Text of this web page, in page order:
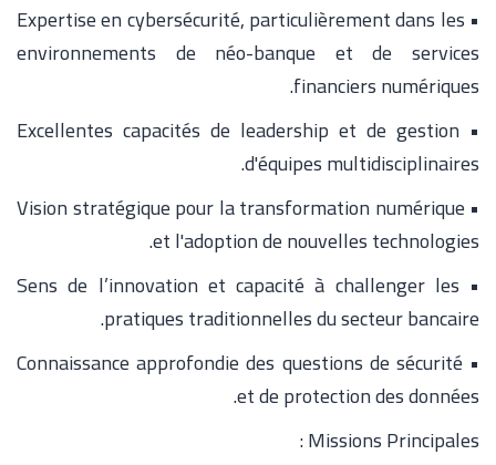
• Expertise en cybersécurité, particulièrement dans les
environnements de néo-banque et de services
financiers numériques.
• Excellentes capacités de leadership et de gestion
d'équipes multidisciplinaires.
• Vision stratégique pour la transformation numérique
et l'adoption de nouvelles technologies.
• Sens de l’innovation et capacité à challenger les
pratiques traditionnelles du secteur bancaire.
• Connaissance approfondie des questions de sécurité
et de protection des données.
Missions Principales :